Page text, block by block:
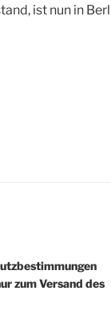
ist nun in
zum Versand des